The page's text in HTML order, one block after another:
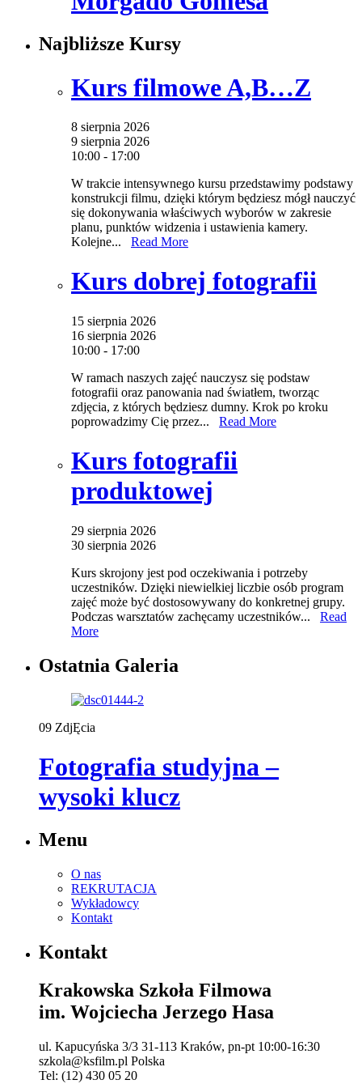
Najbliższe Kursy
Kurs filmowe A,B…Z
8 sierpnia 2026
9 sierpnia 2026
10:00 - 17:00
W trakcie intensywnego kursu przedstawimy podstawy
konstrukcji filmu, dzięki którym będziesz mógł nauczyć
się dokonywania właściwych wyborów w zakresie
planu, punktów widzenia i ustawienia kamery.
Kolejne... Read More
Kurs dobrej fotografii
15 sierpnia 2026
16 sierpnia 2026
10:00 - 17:00
W ramach naszych zajęć nauczysz się podstaw
fotografii oraz panowania nad światłem, tworząc
zdjęcia, z których będziesz dumny. Krok po kroku
poprowadzimy Cię przez... Read More
Kurs fotografii
produktowej
29 sierpnia 2026
30 sierpnia 2026
Kurs skrojony jest pod oczekiwania i potrzeby
uczestników. Dzięki niewielkiej liczbie osób program
zajęć może być dostosowywany do konkretnej grupy.
Podczas warsztatów zachęcamy uczestników... Read
More
Ostatnia Galeria
09 ZdjĘcia
Fotografia studyjna –
wysoki klucz
Menu
O nas
REKRUTACJA
Wykładowcy
Kontakt
Kontakt
Krakowska Szkoła Filmowa
im. Wojciecha Jerzego Hasa
ul. Kapucyńska 3/3 31-113 Kraków, pn-pt 10:00-16:30
szkola@ksfilm.pl Polska
Tel: (12) 430 05 20